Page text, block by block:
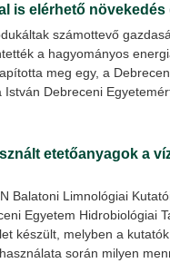
is elérhető
számottevő
a hagyományos
meg egy, a
Debreceni
etetőanyagok a
Balatoni Limnológiai
Egyetem Hidrobiológiai
készült, melyben a
során milyen